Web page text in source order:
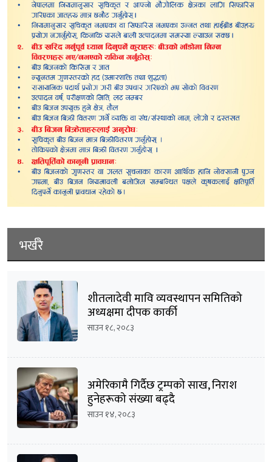
भर्खरै
शीतलादेवी मावि व्यवस्थापन समितिको
अध्यक्षमा दीपक कार्की
साउन १८, २०८३
अमेरिकामै गिर्दैछ ट्रम्पको साख, निराश
हुनेहरूको संख्या बढ्दै
साउन १४, २०८३